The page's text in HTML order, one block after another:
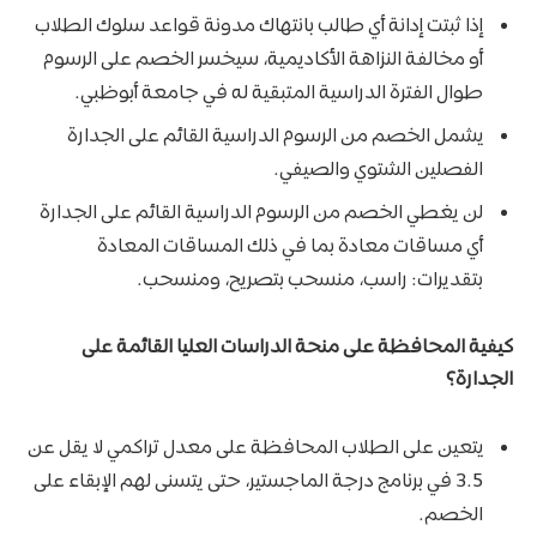
إذا ثبتت إدانة أي طالب بانتهاك مدونة قواعد سلوك الطلاب
أو مخالفة النزاهة الأكاديمية، سيخسر الخصم على الرسوم
طوال الفترة الدراسية المتبقية له في جامعة أبوظبي.
يشمل الخصم من الرسوم الدراسية القائم على الجدارة
الفصلين الشتوي والصيفي.
لن يغطي الخصم من الرسوم الدراسية القائم على الجدارة
أي مساقات معادة بما في ذلك المساقات المعادة
بتقديرات: راسب، منسحب بتصريح، ومنسحب.
كيفية المحافظة على منحة الدراسات العليا القائمة على
الجدارة؟
يتعين على الطلاب المحافظة على معدل تراكمي لا يقل عن
3.5 في برنامج درجة الماجستير، حتى يتسنى لهم الإبقاء على
الخصم.